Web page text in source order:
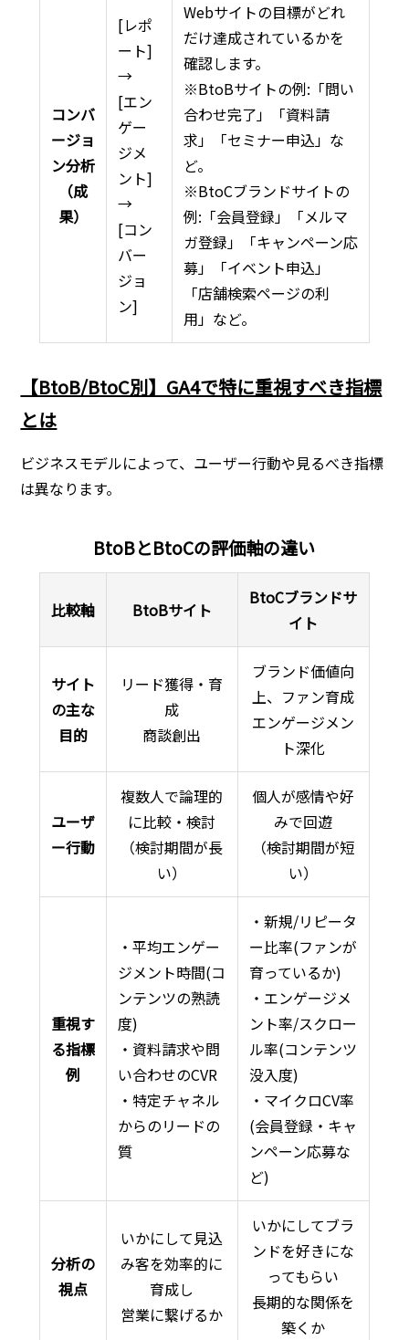
コンバ
ージョ
ン分析
（成
果）
[レポ
ート]
→
[エン
ゲー
ジメ
ント]
→
[コン
バー
ジョ
ン]
Webサイトの目標がどれ
だけ達成されているかを
確認します。
※BtoBサイトの例:「問い
合わせ完了」「資料請
求」「セミナー申込」な
ど。
※BtoCブランドサイトの
例:「会員登録」「メルマ
ガ登録」「キャンペーン応
募」「イベント申込」
「店舗検索ページの利
用」など。
【BtoB/BtoC別】GA4で特に重視すべき指標
とは
ビジネスモデルによって、ユーザー行動や見るべき指標
は異なります。
BtoBとBtoCの評価軸の違い
比較軸 BtoBサイト
BtoCブランドサ
イト
サイト
の主な
目的
リード獲得・育
成
商談創出
ブランド価値向
上、ファン育成
エンゲージメン
ト深化
ユーザ
ー行動
複数人で論理的
に比較・検討
（検討期間が長
い）
個人が感情や好
みで回遊
（検討期間が短
い）
重視す
る指標
例
・平均エンゲー
ジメント時間(コ
ンテンツの熟読
度)
・資料請求や問
い合わせのCVR
・特定チャネル
からのリードの
質
・新規/リピータ
ー比率(ファンが
育っているか)
・エンゲージメ
ント率/スクロー
ル率(コンテンツ
没入度)
・マイクロCV率
(会員登録・キャ
ンペーン応募な
ど)
分析の
視点
いかにして見込
み客を効率的に
育成し
営業に繋げるか
いかにしてブラ
ンドを好きにな
ってもらい
長期的な関係を
築くか